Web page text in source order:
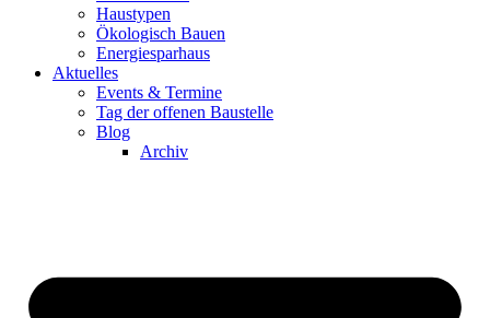
Haustypen
Ökologisch Bauen
Energiesparhaus
Aktuelles
Events & Termine
Tag der offenen Baustelle
Blog
Archiv